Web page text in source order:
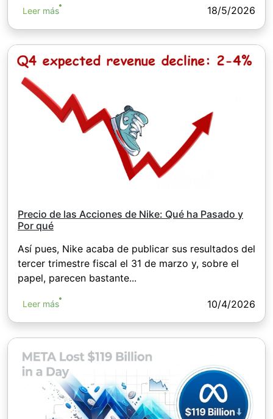
Leer más 18/5/2026
Precio de las Acciones de Nike: Qué ha Pasado y
Por qué
Así pues, Nike acaba de publicar sus resultados del
tercer trimestre fiscal el 31 de marzo y, sobre el
papel, parecen bastante...
Leer más 10/4/2026